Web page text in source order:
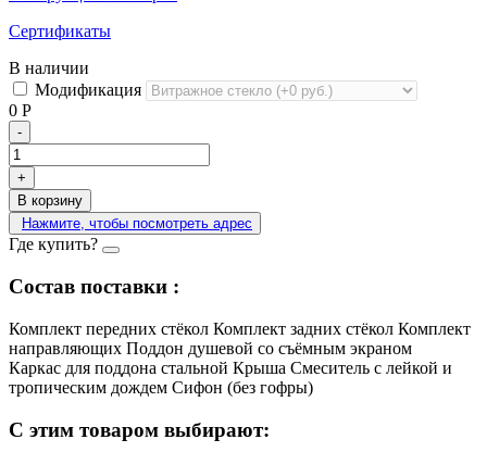
Сертификаты
В наличии
Модификация
0 Р
-
+
В корзину
Нажмите, чтобы посмотреть адрес
Где купить?
Состав поставки :
Комплект передних стёкол Комплект задних стёкол Комплект
направляющих Поддон душевой со съёмным экраном
Каркас для поддона стальной Крыша Смеситель с лейкой и
тропическим дождем Сифон (без гофры)
С этим товаром выбирают: